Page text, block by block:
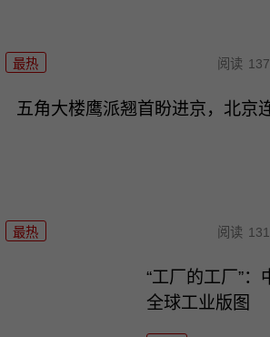
最热 阅读
五角大楼鹰派翘首盼进京，北京
最热 阅读
“工厂的工厂”
全球工业版图